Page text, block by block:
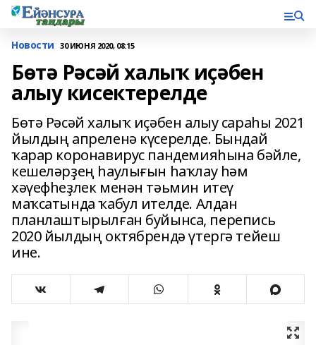
Новости 30 ИЮНЯ 2020, 08:15
Бөтә Рәсәй халыҡ иҫәбен
алыу кисектерелде
Бөтә Рәсәй халыҡ иҫәбен алыу сараһы 2021
йылдың апреленә күсерелде. Бындай
ҡарар коронавирус пандемияһына бәйле,
кешеләрҙең һаулығын һаҡлау һәм
хәүефһеҙлек менән тәьмин итеү
маҡсатында ҡабул ителде. Алдан
планлаштырылған буйынса, перепись
2020 йылдың октябрендә үтергә тейеш
ине.